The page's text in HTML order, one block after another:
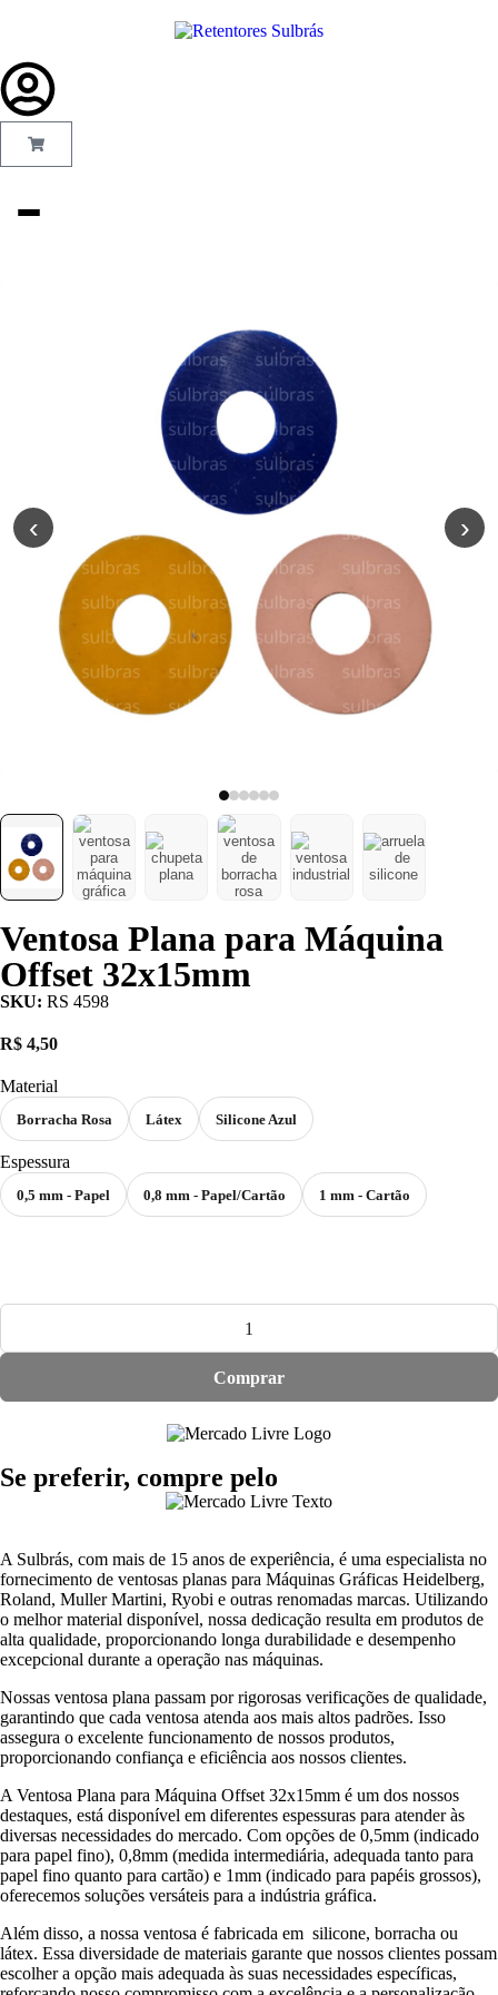
‹ ›
Ventosa Plana para Máquina
Offset 32x15mm
SKU: RS 4598
R$ 4,50
Material
Borracha Rosa Látex Silicone Azul
Espessura
0,5 mm - Papel 0,8 mm - Papel/Cartão 1 mm - Cartão
Comprar
Se preferir, compre pelo
A Sulbrás, com mais de 15 anos de experiência, é uma especialista no
fornecimento de ventosas planas para Máquinas Gráficas Heidelberg,
Roland, Muller Martini, Ryobi e outras renomadas marcas. Utilizando
o melhor material disponível, nossa dedicação resulta em produtos de
alta qualidade, proporcionando longa durabilidade e desempenho
excepcional durante a operação nas máquinas.
Nossas ventosa plana passam por rigorosas verificações de qualidade,
garantindo que cada ventosa atenda aos mais altos padrões. Isso
assegura o excelente funcionamento de nossos produtos,
proporcionando confiança e eficiência aos nossos clientes.
A Ventosa Plana para Máquina Offset 32x15mm é um dos nossos
destaques, está disponível em diferentes espessuras para atender às
diversas necessidades do mercado. Com opções de 0,5mm (indicado
para papel fino), 0,8mm (medida intermediária, adequada tanto para
papel fino quanto para cartão) e 1mm (indicado para papéis grossos),
oferecemos soluções versáteis para a indústria gráfica.
Além disso, a nossa ventosa é fabricada em silicone, borracha ou
látex. Essa diversidade de materiais garante que nossos clientes possam
escolher a opção mais adequada às suas necessidades específicas,
Linha Industrial
Gráfica
Serviço de
Usinagem
Ventosas